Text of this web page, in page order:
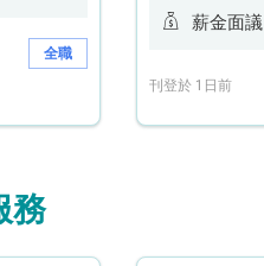
全職
薪金面議
刊登於 1日前
務